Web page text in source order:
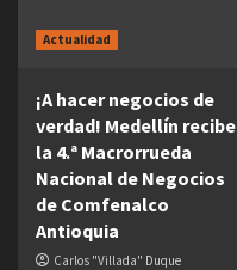
Actualidad
¡A hacer negocios de
verdad! Medellín recibe
la 4.ª Macrorrueda
Nacional de Negocios
de Comfenalco
Antioquia
Carlos "Villada" Duque